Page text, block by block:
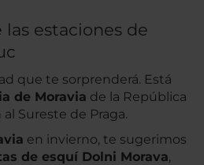
estaciones de
que te sorprenderá. Está
de Moravia de la República
Sureste de Praga.
en invierno, te sugerimos
de esquí Dolni Morava,